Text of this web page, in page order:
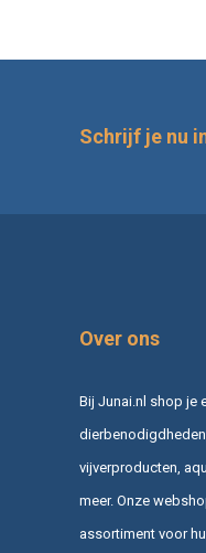
Schrijf je nu
Over ons
Bij Junai.nl shop je
vijverproducten,
meer. Onze
assortiment voor